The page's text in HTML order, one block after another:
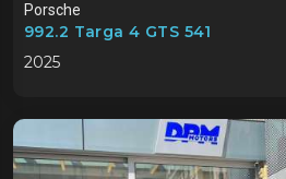
Porsche
992.2 Targa 4 GTS 541
2025